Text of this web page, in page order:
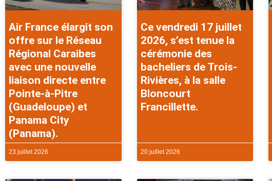
Air France élargit son
offre sur le Réseau
Régional Caraibes
avec une nouvelle
liaison directe entre
Pointe-à-Pitre
(Guadeloupe) et
Panama City
(Panama).
23 juillet 2026
Ce vendredi 17 juillet
2026, s’est tenue la
cérémonie des
bacheliers de Trois-
Rivières, à la salle
Bloncourt
Francillette.
20 juillet 2026